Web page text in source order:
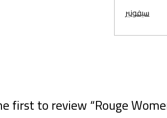
سيفونير
first to review “Rouge